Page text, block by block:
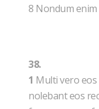
8 Nondum
38.
1 Multi vero
nolebant eos